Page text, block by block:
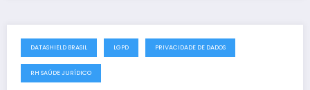
julho 19, 2025
DATASHIELD BRASIL LGPD PRIVACIDADE DE DADOS
RH SAÚDE JURÍDICO